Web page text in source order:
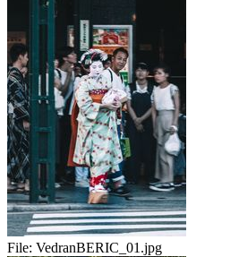
File: VedranBERIC_01.jpg